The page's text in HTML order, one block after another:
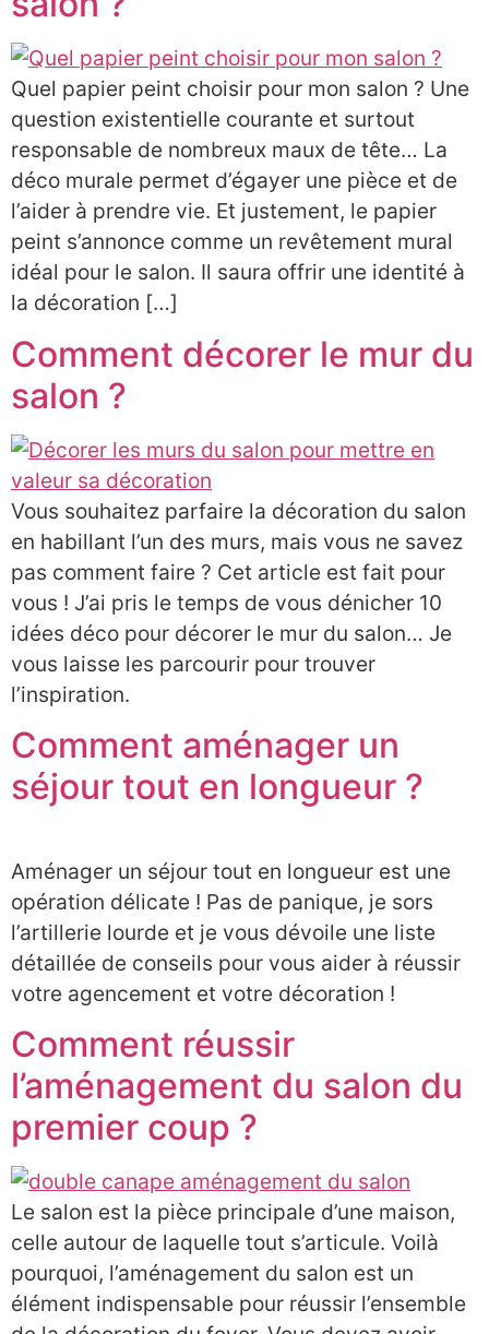
Quel papier peint choisir pour mon salon ? Une
question existentielle courante et surtout
responsable de nombreux maux de tête… La
déco murale permet d’égayer une pièce et de
l’aider à prendre vie. Et justement, le papier
peint s’annonce comme un revêtement mural
idéal pour le salon. Il saura offrir une identité à
la décoration […]
Comment décorer le mur du
salon ?
Vous souhaitez parfaire la décoration du salon
en habillant l’un des murs, mais vous ne savez
pas comment faire ? Cet article est fait pour
vous ! J’ai pris le temps de vous dénicher 10
idées déco pour décorer le mur du salon… Je
vous laisse les parcourir pour trouver
l’inspiration.
Comment aménager un
séjour tout en longueur ?
Aménager un séjour tout en longueur est une
opération délicate ! Pas de panique, je sors
l’artillerie lourde et je vous dévoile une liste
détaillée de conseils pour vous aider à réussir
votre agencement et votre décoration !
Comment réussir
l’aménagement du salon du
premier coup ?
Le salon est la pièce principale d’une maison,
celle autour de laquelle tout s’articule. Voilà
pourquoi, l’aménagement du salon est un
élément indispensable pour réussir l’ensemble